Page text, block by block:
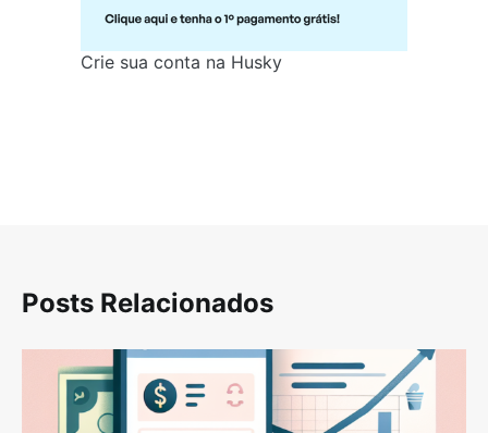
Crie sua conta na Husky
Posts Relacionados